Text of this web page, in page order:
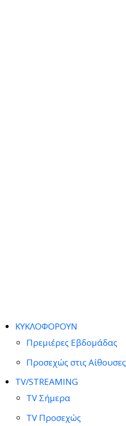
ΚΥΚΛΟΦΟΡΟΥΝ
Πρεμιέρες Εβδομάδας
Προσεχώς στις Αίθουσες
TV/STREAMING
TV Σήμερα
TV Προσεχώς